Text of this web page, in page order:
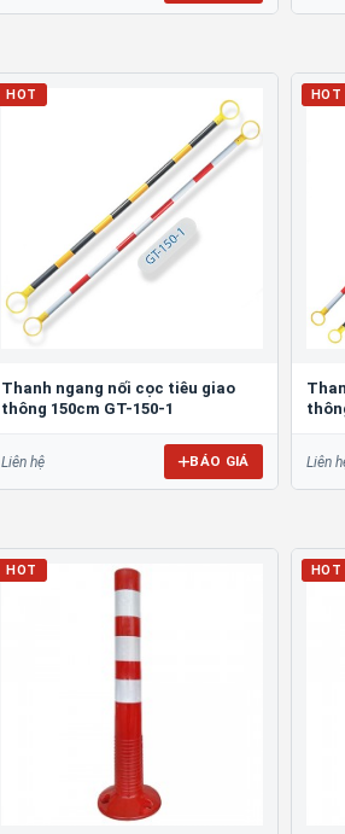
HOT
Thanh ngang nối cọc tiêu giao
thông 150cm GT-150-1
Liên hệ BÁO GIÁ
HOT
Liên
HOT HOT